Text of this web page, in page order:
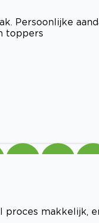
Persoonlijke
toppers
makkelijk,